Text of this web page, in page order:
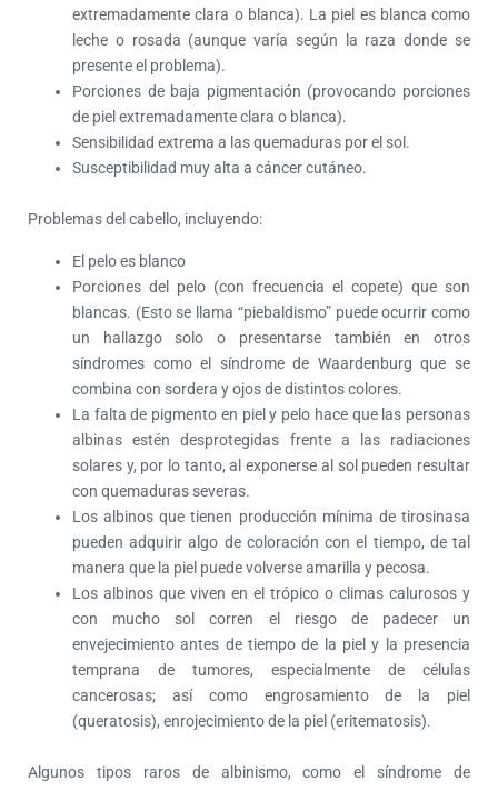
extremadamente clara o blanca). La piel es blanca como
leche o rosada (aunque varía según la raza donde se
presente el problema).
Porciones de baja pigmentación (provocando porciones
de piel extremadamente clara o blanca).
Sensibilidad extrema a las quemaduras por el sol.
Susceptibilidad muy alta a cáncer cutáneo.
Problemas del cabello, incluyendo:
El pelo es blanco
Porciones del pelo (con frecuencia el copete) que son
blancas. (Esto se llama “piebaldismo” puede ocurrir como
un hallazgo solo o presentarse también en otros
síndromes como el síndrome de Waardenburg que se
combina con sordera y ojos de distintos colores.
La falta de pigmento en piel y pelo hace que las personas
albinas estén desprotegidas frente a las radiaciones
solares y, por lo tanto, al exponerse al sol pueden resultar
con quemaduras severas.
Los albinos que tienen producción mínima de tirosinasa
pueden adquirir algo de coloración con el tiempo, de tal
manera que la piel puede volverse amarilla y pecosa.
Los albinos que viven en el trópico o climas calurosos y
con mucho sol corren el riesgo de padecer un
envejecimiento antes de tiempo de la piel y la presencia
temprana de tumores, especialmente de células
cancerosas; así como engrosamiento de la piel
(queratosis), enrojecimiento de la piel (eritematosis).
Algunos tipos raros de albinismo, como el síndrome de